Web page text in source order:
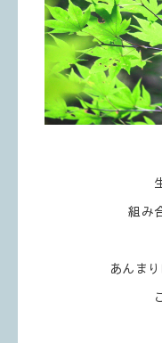
組み
あんま